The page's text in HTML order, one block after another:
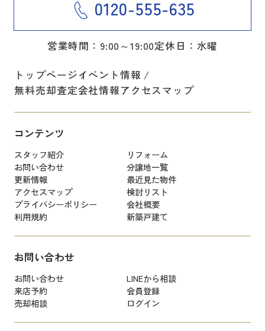
0120-555-635
営業時間：9:00～19:00定休日：水曜
トップページイベント情報
無料売却査定会社情報アクセスマップ
コンテンツ
スタッフ紹介
リフォーム
お問い合わせ
分譲地一覧
更新情報
最近見た物件
アクセスマップ
検討リスト
プライバシーポリシー
会社概要
利用規約
新築戸建て
お問い合わせ
お問い合わせ
LINEから相談
来店予約
会員登録
売却相談
ログイン